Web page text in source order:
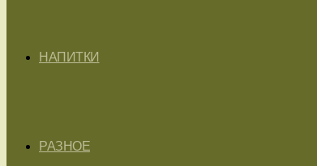
НАПИТКИ
РАЗНОЕ